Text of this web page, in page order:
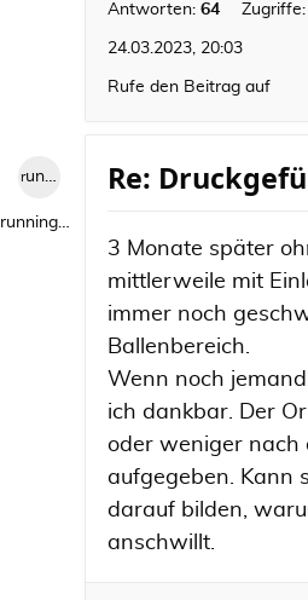
Antworten: 64 Zugriffe:
24.03.2023, 20:03
Rufe den Beitrag auf
runningwild1
runningwild1
Re:
3 Monate später
mittlerweile mit
immer noch
Ballenbereich.
Wenn noch
ich dankbar. Der
oder weniger nach
aufgegeben. Kann
darauf bilden,
anschwillt.